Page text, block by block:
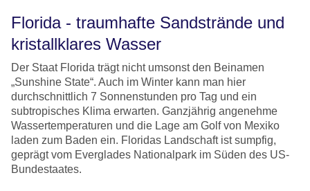
Florida - traumhafte Sandstrände und
kristallklares Wasser
Der Staat Florida trägt nicht umsonst den Beinamen
„Sunshine State“. Auch im Winter kann man hier
durchschnittlich 7 Sonnenstunden pro Tag und ein
subtropisches Klima erwarten. Ganzjährig angenehme
Wassertemperaturen und die Lage am Golf von Mexiko
laden zum Baden ein. Floridas Landschaft ist sumpfig,
geprägt vom Everglades Nationalpark im Süden des US-
Bundestaates.